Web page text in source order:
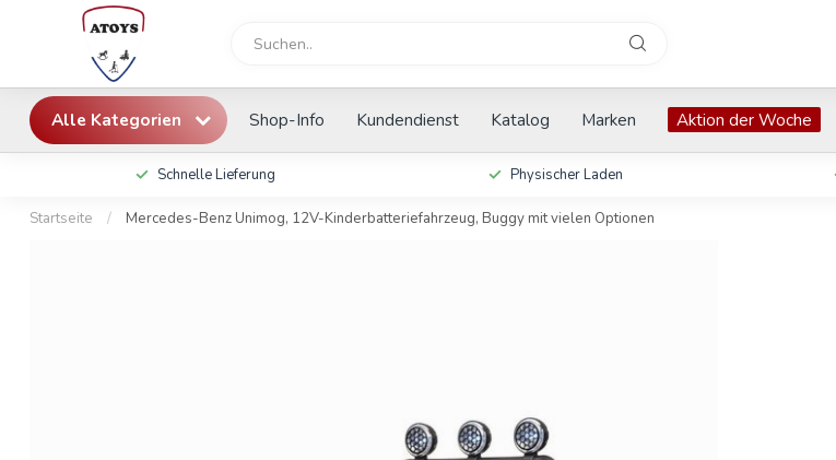
Alle Kategorien Shop-Info Kundendienst Katalog Marken Aktion der Woche
Schnelle Lieferung Physischer Laden
Startseite / Mercedes-Benz Unimog, 12V-Kinderbatteriefahrzeug, Buggy mit vielen Optionen